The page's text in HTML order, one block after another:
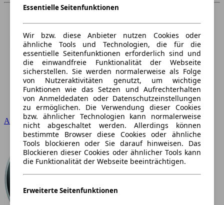
Audi
Essentielle Seitenfunktionen
Wir bzw. diese Anbieter nutzen Cookies oder
ähnliche Tools und Technologien, die für die
essentielle Seitenfunktionen erforderlich sind und
die einwandfreie Funktionalität der Webseite
sicherstellen. Sie werden normalerweise als Folge
von Nutzeraktivitäten genutzt, um wichtige
Funktionen wie das Setzen und Aufrechterhalten
von Anmeldedaten oder Datenschutzeinstellungen
zu ermöglichen. Die Verwendung dieser Cookies
bzw. ähnlicher Technologien kann normalerweise
nicht abgeschaltet werden. Allerdings können
bestimmte Browser diese Cookies oder ähnliche
Tools blockieren oder Sie darauf hinweisen. Das
Blockieren dieser Cookies oder ähnlicher Tools kann
die Funktionalität der Webseite beeinträchtigen.
Erweiterte Seitenfunktionen